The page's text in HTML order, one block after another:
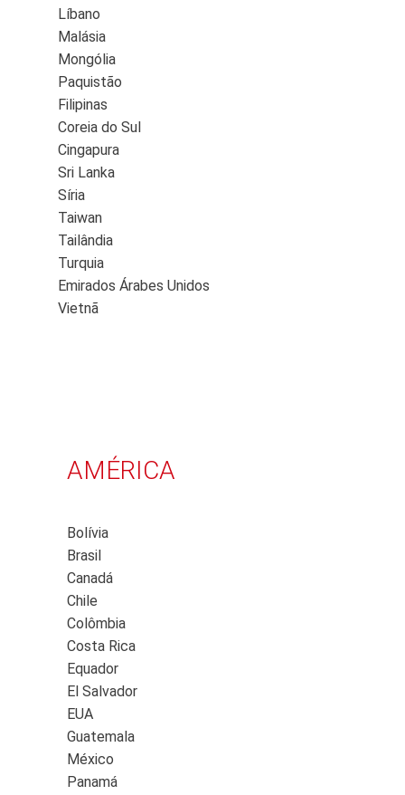
Líbano
Malásia
Mongólia
Paquistão
Filipinas
Coreia do Sul
Cingapura
Sri Lanka
Síria
Taiwan
Tailândia
Turquia
Emirados Árabes Unidos
Vietnã
AMÉRICA
Bolívia
Brasil
Canadá
Chile
Colômbia
Costa Rica
Equador
El Salvador
EUA
Guatemala
México
Panamá